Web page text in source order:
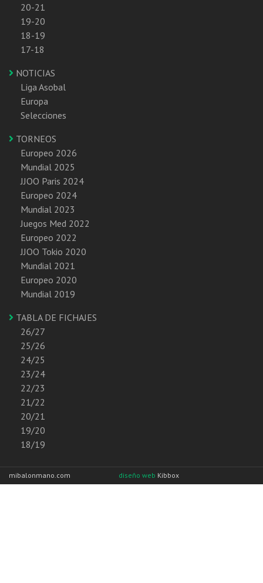
20-21
19-20
18-19
17-18
NOTICIAS
Liga Asobal
Europa
Selecciones
TORNEOS
Europeo 2026
Mundial 2025
JJOO Paris 2024
Europeo 2024
Mundial 2023
Juegos Med 2022
Europeo 2022
JJOO Tokio 2020
Mundial 2021
Europeo 2020
Mundial 2019
TABLA DE FICHAJES
26/27
25/26
24/25
23/24
22/23
21/22
20/21
19/20
18/19
mibalonmano.com diseño web Kibbox